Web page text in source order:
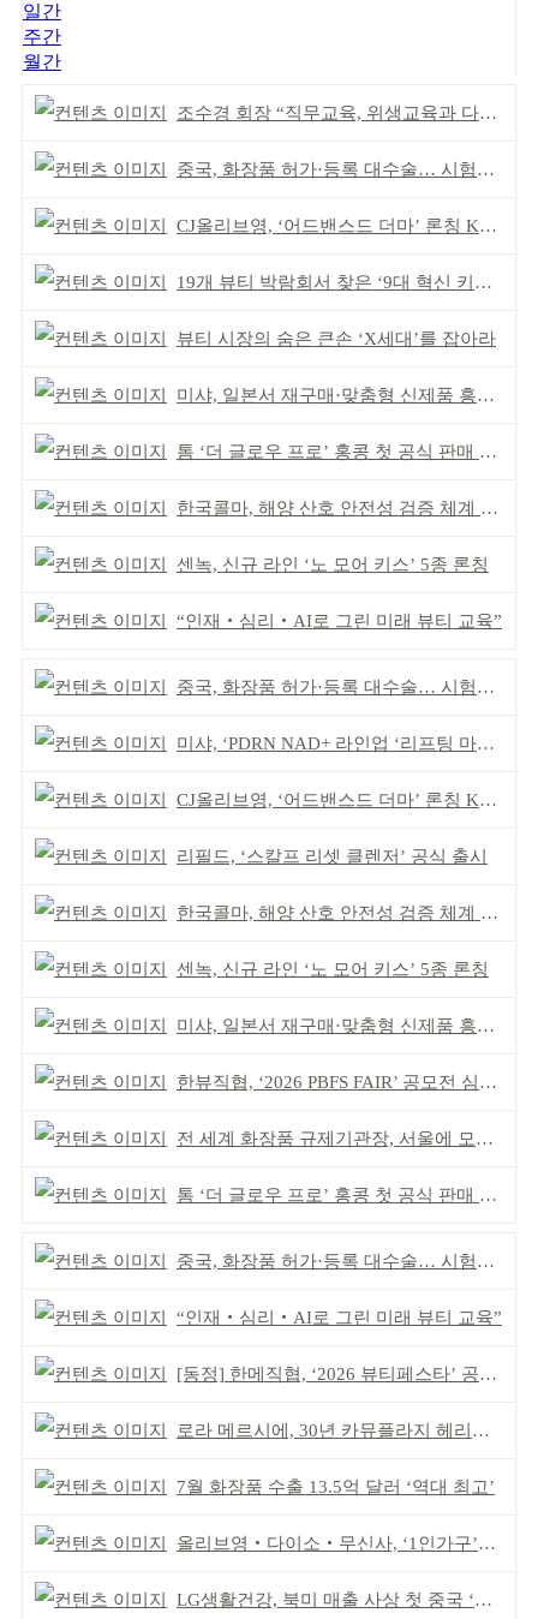
일간
주간
월간
조수경 회장 “직무교육, 위생교육과 다르다”
중국, 화장품 허가·등록 대수술… 시험자료 공용 허용
CJ올리브영, ‘어드밴스드 더마’ 론칭 K더마 육성 박차
19개 뷰티 박람회서 찾은 ‘9대 혁신 키워드’
뷰티 시장의 숨은 큰손 ‘X세대’를 잡아라
미샤, 일본서 재구매·맞춤형 신제품 흥행 ‘쌍끌이’
톰 ‘더 글로우 프로’ 홍콩 첫 공식 판매 완판
한국콜마, 해양 산호 안전성 검증 체계 구축
센녹, 신규 라인 ‘노 모어 키스’ 5종 론칭
“인재‧심리‧AI로 그린 미래 뷰티 교육”
중국, 화장품 허가·등록 대수술… 시험자료 공용 허용
미샤, ‘PDRN NAD+ 라인업 ‘리프팅 마스크’ 출시
CJ올리브영, ‘어드밴스드 더마’ 론칭 K더마 육성 박차
리필드, ‘스칼프 리셋 클렌저’ 공식 출시
한국콜마, 해양 산호 안전성 검증 체계 구축
센녹, 신규 라인 ‘노 모어 키스’ 5종 론칭
미샤, 일본서 재구매·맞춤형 신제품 흥행 ‘쌍끌이’
한뷰직협, ‘2026 PBFS FAIR’ 공모전 심사 성료
전 세계 화장품 규제기관장, 서울에 모인다
톰 ‘더 글로우 프로’ 홍콩 첫 공식 판매 완판
중국, 화장품 허가·등록 대수술… 시험자료 공용 허용
“인재‧심리‧AI로 그린 미래 뷰티 교육”
[동정] 한메직협, ‘2026 뷰티페스타’ 공동 주최
로라 메르시에, 30년 카뮤플라지 헤리티지 담아
7월 화장품 수출 13.5억 달러 ‘역대 최고’
올리브영‧다이소‧무신사, ‘1인가구’가 이끈다
LG생활건강, 북미 매출 사상 첫 중국 ‘추월’